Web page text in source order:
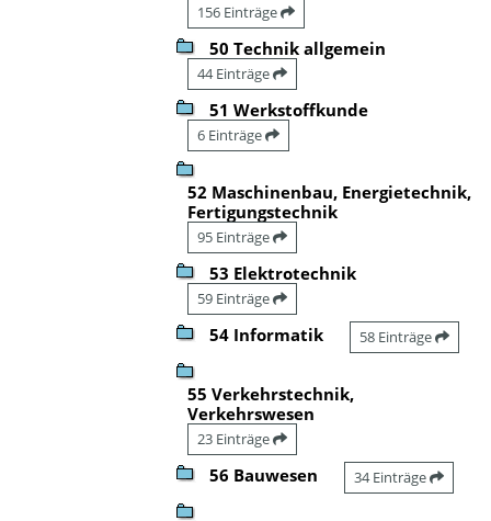
156 Einträge
50 Technik allgemein
44 Einträge
51 Werkstoffkunde
6 Einträge
52 Maschinenbau, Energietechnik,
Fertigungstechnik
95 Einträge
53 Elektrotechnik
59 Einträge
54 Informatik 58 Einträge
55 Verkehrstechnik,
Verkehrswesen
23 Einträge
56 Bauwesen 34 Einträge